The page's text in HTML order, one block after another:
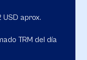
aprox.
TRM del día